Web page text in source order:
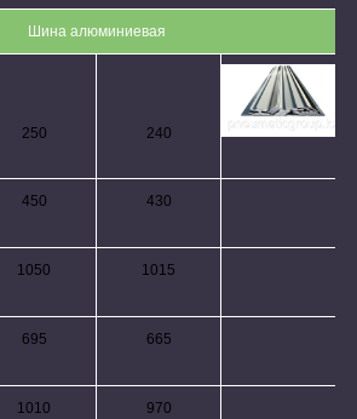
Шина алюминиевая
250 240
450 430
1050 1015
695 665
1010 970